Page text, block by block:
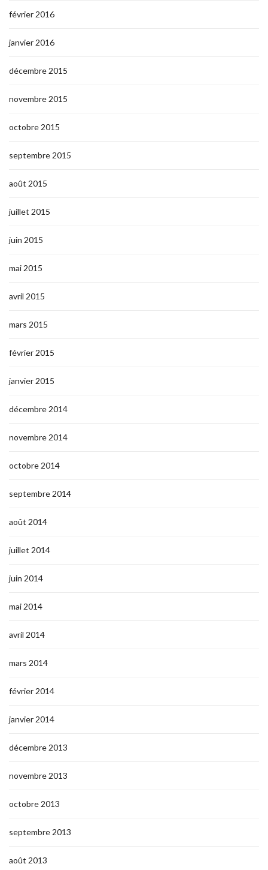
février 2016
janvier 2016
décembre 2015
novembre 2015
octobre 2015
septembre 2015
août 2015
juillet 2015
juin 2015
mai 2015
avril 2015
mars 2015
février 2015
janvier 2015
décembre 2014
novembre 2014
octobre 2014
septembre 2014
août 2014
juillet 2014
juin 2014
mai 2014
avril 2014
mars 2014
février 2014
janvier 2014
décembre 2013
novembre 2013
octobre 2013
septembre 2013
août 2013